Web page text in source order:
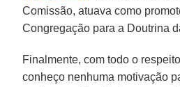
Comissão, atuava como
Congregação para a Doutrina
Finalmente, com todo o
conheço nenhuma motivação